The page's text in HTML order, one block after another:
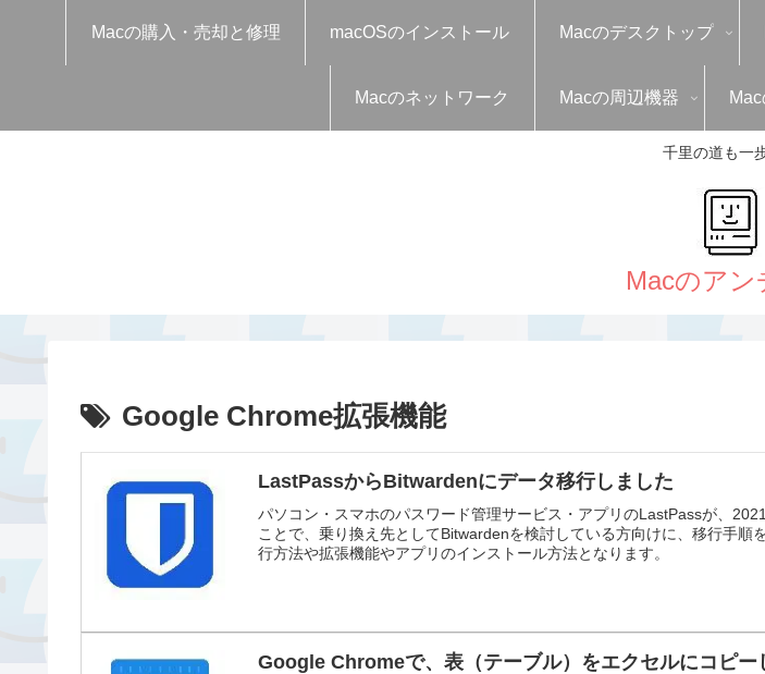
千里の道も一
Macの購入・売却と修理 macOSのインストール Macのデスクトップ
Macのネットワーク Macの周辺機器
Google Chrome拡張機能
LastPassからBitwardenにデータ移行しました
パソコン・スマホのパスワード管理サービス・アプリのLastPassが、
ことで、乗り換え先としてBitwardenを検討している方向けに、移行手順
行方法や拡張機能やアプリのインストール方法となります。
Google Chromeで、表（テーブル）をエクセルにコピー